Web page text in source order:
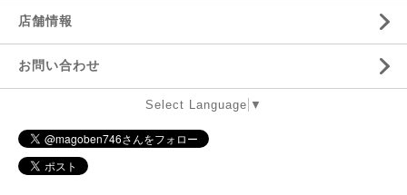
店舗情報
お問い合わせ
Select Language ▼